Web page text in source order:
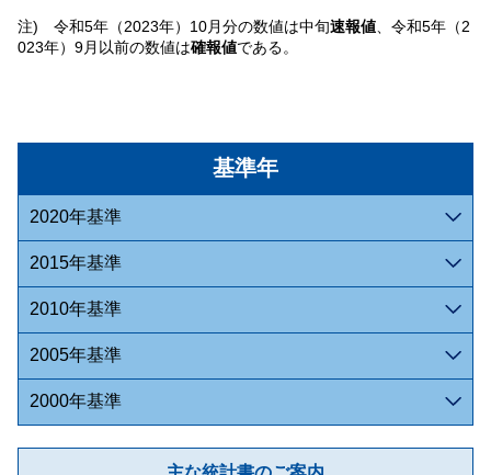
基準年
2020年基準
2015年基準
2010年基準
2005年基準
2000年基準
注) 令和5年（2023年）10月分の数値は中旬速報値、令和5年（2
023年）9月以前の数値は確報値である。